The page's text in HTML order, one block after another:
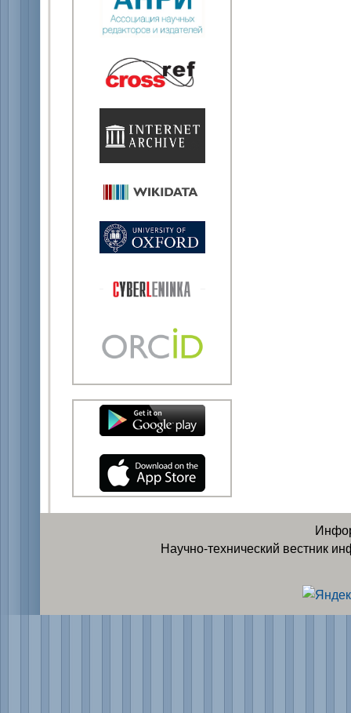
Научно-технический вестник